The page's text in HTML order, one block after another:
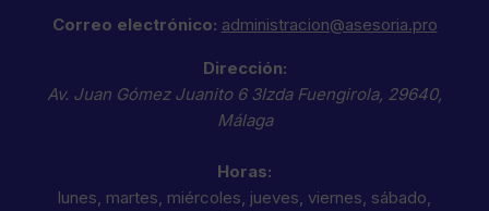
Correo electrónico: administracion@asesoria.pro
Dirección:
Av. Juan Gómez Juanito 6 3Izda Fuengirola, 29640,
Málaga
Horas:
lunes, martes, miércoles, jueves, viernes, sábado,